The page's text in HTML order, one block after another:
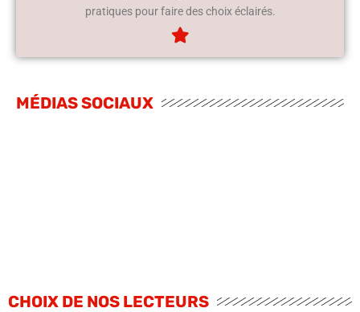
pratiques pour faire des choix éclairés.
MÉDIAS SOCIAUX
CHOIX DE NOS LECTEURS